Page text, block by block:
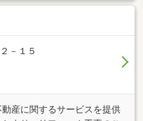
－１５
産に関するサービスを提供